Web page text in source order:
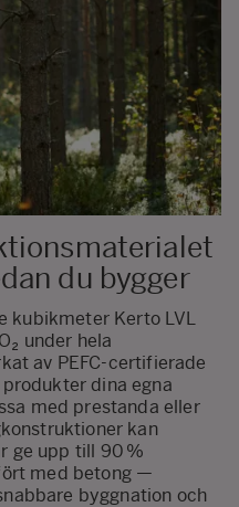
du bygger
kubikmeter Kerto LVL
under hela
av PEFC‑certifierade
dina egna
med prestanda eller
kan
ge upp till 90 %
med betong —
byggnation och